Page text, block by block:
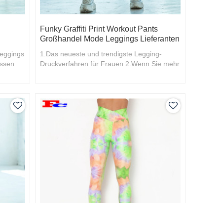
Funky Graffiti Print Workout Pants
Großhandel Mode Leggings Lieferanten
1.Das neueste und trendigste Legging-
Druckverfahren für Frauen 2.Wenn Sie mehr